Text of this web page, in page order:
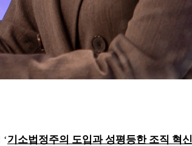
‘기소법정주의 도입과 성평등한 조직 혁신